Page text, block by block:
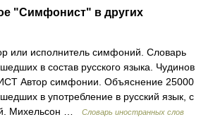
"Симфонист" в других
или исполнитель симфоний. Словарь
в состав русского языка. Чудинов
Автор симфонии. Объяснение 25000
в употребление в русский язык, с
Михельсон …
Словарь иностранных слов